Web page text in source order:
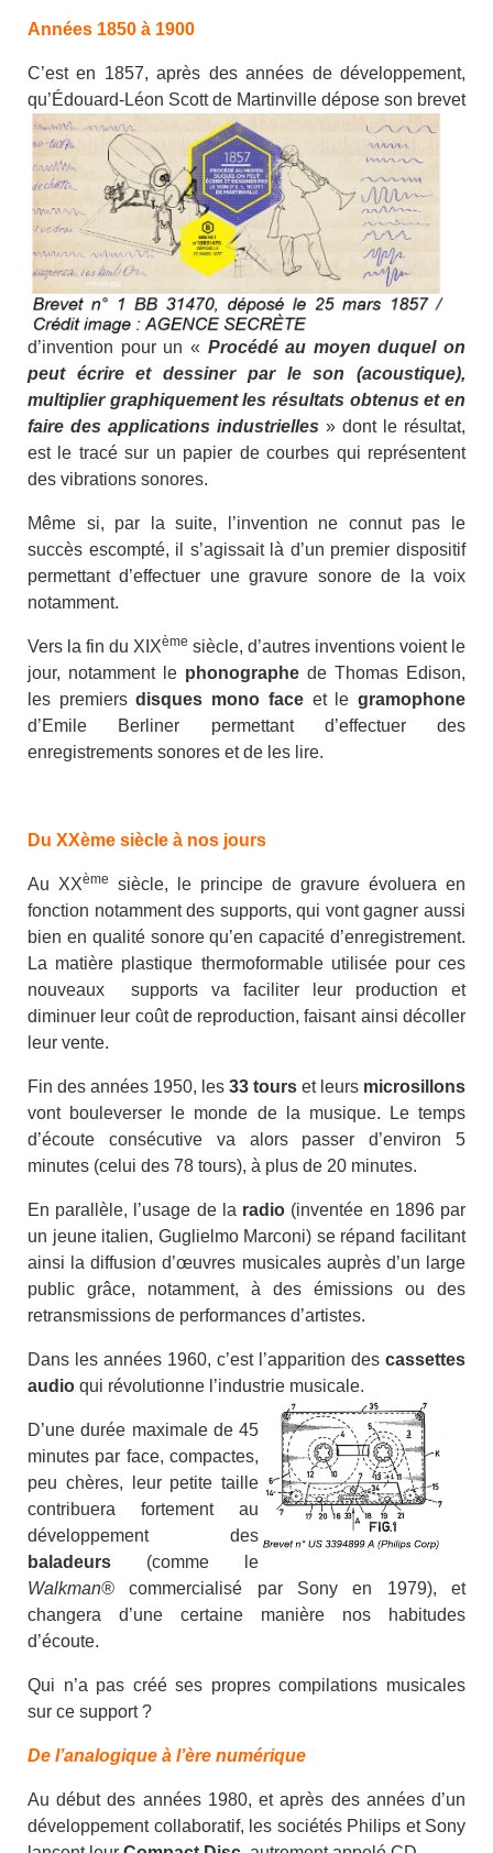
Années 1850 à 1900
C’est en 1857, après des années de développement,
qu’Édouard-Léon Scott de Martinville dépose son brevet
d’invention pour un « Procédé au moyen duquel on
peut écrire et dessiner par le son (acoustique),
multiplier graphiquement les résultats obtenus et en
faire des applications industrielles » dont le résultat,
est le tracé sur un papier de courbes qui représentent
des vibrations sonores.
Même si, par la suite, l’invention ne connut pas le
succès escompté, il s’agissait là d’un premier dispositif
permettant d’effectuer une gravure sonore de la voix
notamment.
Vers la fin du XIXème siècle, d’autres inventions voient le
jour, notamment le phonographe de Thomas Edison,
les premiersdisques mono faceet legramophone
d’Emile Berliner permettant d’effectuer des
enregistrements sonores et de les lire.
Du XXème siècle à nos jours
Au XXème
siècle, le principe de gravure évoluera en
fonction notamment des supports, qui vont gagner aussi
bien en qualité sonore qu’en capacité d’enregistrement.
La matière plastique thermoformable utilisée pour ces
nouveaux supports va faciliter leur production et
diminuer leur coût de reproduction, faisant ainsi décoller
leur vente.
Fin des années 1950, les 33 tours et leurs microsillons
vont bouleverser le monde de la musique. Le temps
d’écoute consécutive va alors passer d’environ 5
minutes (celui des 78 tours), à plus de 20 minutes.
En parallèle, l’usage de la radio (inventée en 1896 par
un jeune italien, Guglielmo Marconi) se répand facilitant
ainsi la diffusion d’œuvres musicales auprès d’un large
public grâce, notamment, à des émissions ou des
retransmissions de performances d’artistes.
Dans les années 1960, c’est l’apparition des cassettes
audio qui révolutionne l’industrie musicale.
D’une durée maximale de 45
minutes par face, compactes,
peu chères, leur petite taille
contribuera fortement au
développement des
baladeurs (comme le
Walkman® commercialisé par Sony en 1979), et
changera d’une certaine manière nos habitudes
d’écoute.
Qui n’a pas créé ses propres compilations musicales
sur ce support ?
De l’analogique à l’ère numérique
Au début des années 1980, et après des années d’un
développement collaboratif, les sociétés Philips et Sony